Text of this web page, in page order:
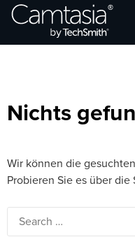
Direkt
zumBrowse Categories
Nichts
Wir können die
Probieren Sie es über die